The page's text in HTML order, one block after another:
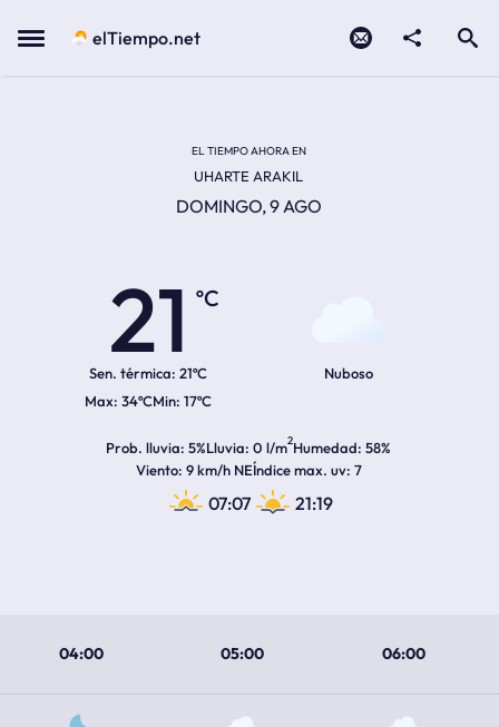
Menu elTiempo.net
EL TIEMPO AHORA EN
UHARTE ARAKIL
DOMINGO, 9 AGO
21
ºC
Sen. térmica: 21ºC
34ºC 17ºC
Nuboso
Prob. lluvia 5%Lluvia 0 l/m2Humedad 58%
Viento 9 km/h NEÍndice max. uv 7
07:07 21:19
04:00 05:00 06:00